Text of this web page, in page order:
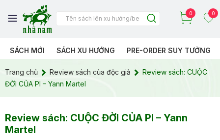
0 0
SÁCH MỚI SÁCH XU HƯỚNG PRE-ORDER SUY TƯỞNG
Trang chủ Review sách của độc giả
Review sách: CUỘC
ĐỜI CỦA PI – Yann Martel
Review sách: CUỘC ĐỜI CỦA PI – Yann
Martel